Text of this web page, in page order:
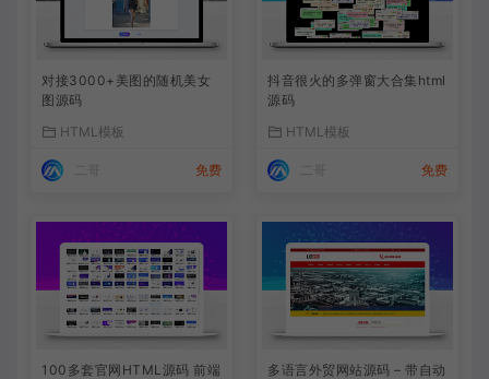
对接3000+美图的随机美女
图源码
HTML模板
免费
抖音很火的多弹窗大合集html
源码
HTML模板
免费
100多套官网HTML源码 前端
多语言外贸网站源码 – 带自动